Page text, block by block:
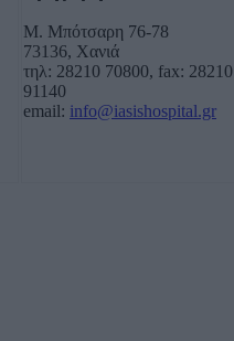
Μ. Μπότσαρη 76-78
73136, Χανιά
τηλ: 28210 70800, fax: 28210
91140
email: info@iasishospital.gr